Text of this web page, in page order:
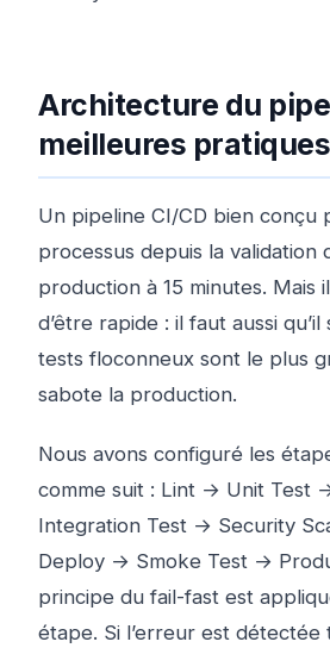
Architecture du
meilleures pratiques
Un pipeline CI/CD bien conçu
processus depuis la validation
production à 15 minutes. Mais
d’être rapide : il faut aussi
tests floconneux sont le plus
sabote la production.
Nous avons configuré les
comme suit : Lint → Unit Test
Integration Test → Security
Deploy → Smoke Test →
principe du fail-fast est
étape. Si l’erreur est